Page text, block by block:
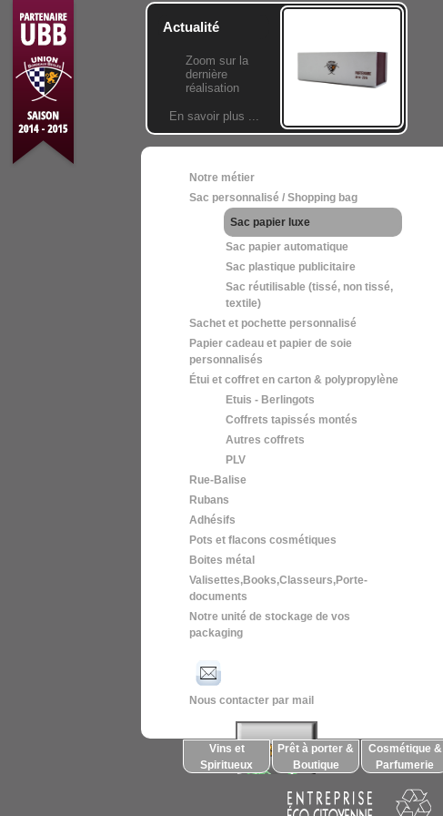
Actualité
Zoom sur la
dernière
réalisation
En savoir plus ...
Notre métier
Sac personnalisé / Shopping bag
Sac papier luxe
Sac papier automatique
Sac plastique publicitaire
Sac réutilisable (tissé, non tissé,
textile)
Sachet et pochette personnalisé
Papier cadeau et papier de soie
personnalisés
Étui et coffret en carton & polypropylène
Etuis - Berlingots
Coffrets tapissés montés
Autres coffrets
PLV
Rue-Balise
Rubans
Adhésifs
Pots et flacons cosmétiques
Boites métal
Valisettes,Books,Classeurs,Porte-
documents
Notre unité de stockage de vos
packaging
Nous contacter par mail
Vins et
Spiritueux
Prêt à porter &
Boutique
Cosmétique &
Parfumerie